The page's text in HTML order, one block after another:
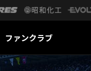
ファンクラブ